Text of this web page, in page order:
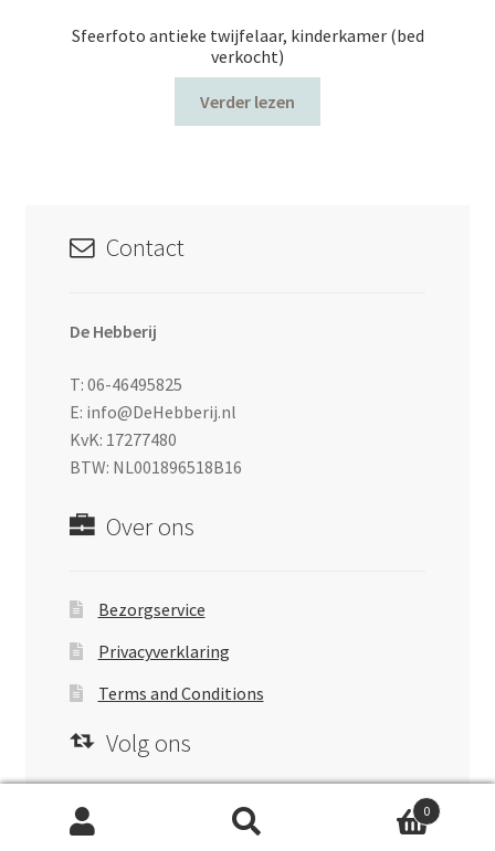
Sfeerfoto antieke twijfelaar, kinderkamer (bed
verkocht)
Verder lezen
Contact
De Hebberij
T: 06-46495825
E: info@DeHebberij.nl
KvK: 17277480
BTW: NL001896518B16
Over ons
Bezorgservice
Privacyverklaring
Terms and Conditions
Volg ons
facebook pinterest
0